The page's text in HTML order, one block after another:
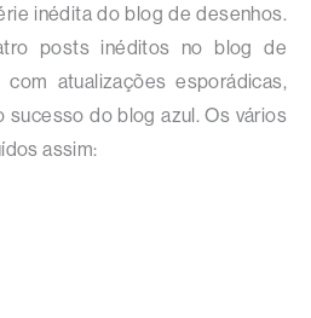
inédita do blog de desenhos.
posts inéditos no blog de
atualizações esporádicas,
sucesso do blog azul. Os vários
assim: